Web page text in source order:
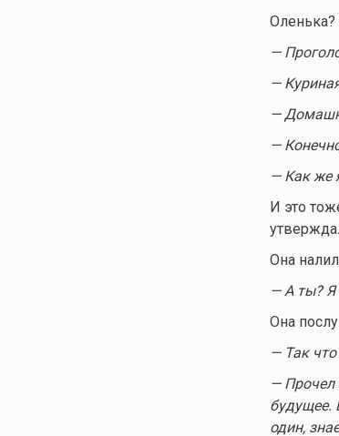
—
—
—
—
— Как же
И это
Она
— А ты? Я
Она
— Так что
— Прочел
будущее.
один,